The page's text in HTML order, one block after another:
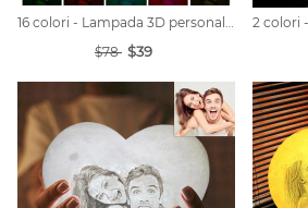
16 colori - Lampada 3D personalizzata con foto colorate di luna
$78 $39